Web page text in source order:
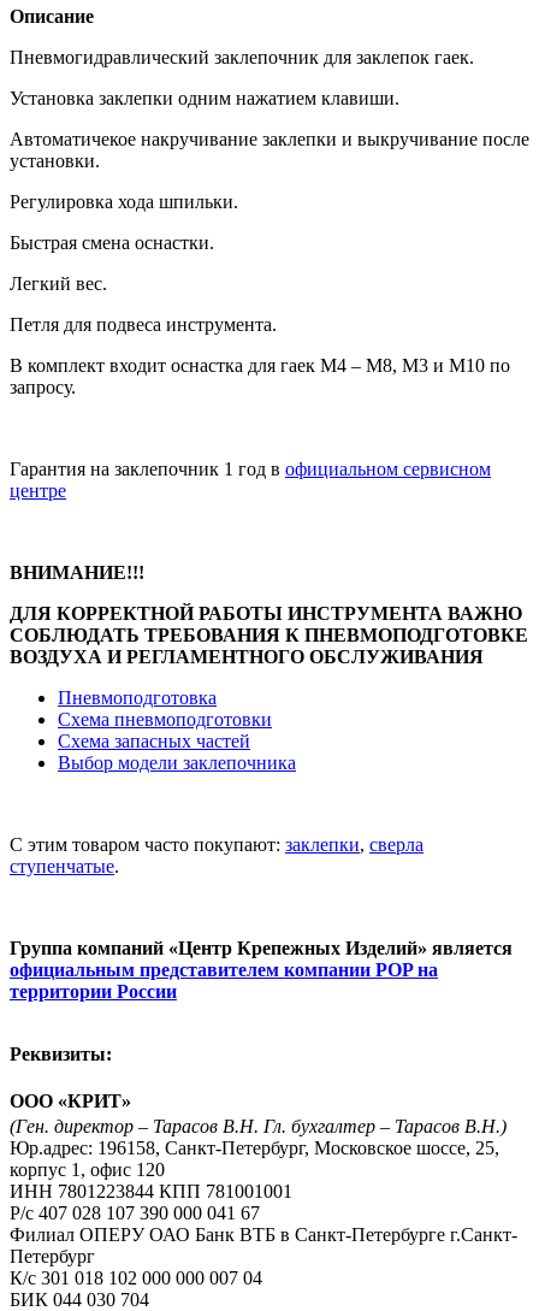
Описание
Пневмогидравлический заклепочник для заклепок гаек.
Установка заклепки одним нажатием клавиши.
Автоматичекое накручивание заклепки и выкручивание после
установки.
Регулировка хода шпильки.
Быстрая смена оснастки.
Легкий вес.
Петля для подвеса инструмента.
В комплект входит оснастка для гаек M4 – M8, М3 и M10 по
запросу.
Гарантия на заклепочник 1 год в официальном сервисном
центре
ВНИМАНИЕ!!!
ДЛЯ КОРРЕКТНОЙ РАБОТЫ ИНСТРУМЕНТА ВАЖНО
СОБЛЮДАТЬ ТРЕБОВАНИЯ К ПНЕВМОПОДГОТОВКЕ
ВОЗДУХА И РЕГЛАМЕНТНОГО ОБСЛУЖИВАНИЯ
Пневмоподготовка
Схема пневмоподготовки
Схема запасных частей
Выбор модели заклепочника
С этим товаром часто покупают: заклепки, сверла
ступенчатые.
Группа компаний «Центр Крепежных Изделий» является
официальным представителем компании POP на
территории России
Реквизиты:
ООО «КРИТ»
(Ген. директор – Тарасов В.Н. Гл. бухгалтер – Тарасов В.Н.)
Юр.адрес: 196158, Санкт-Петербург, Московское шоссе, 25,
корпус 1, офис 120
ИНН 7801223844 КПП 781001001
Р/с 407 028 107 390 000 041 67
Филиал ОПЕРУ ОАО Банк ВТБ в Санкт-Петербурге г.Санкт-
Петербург
К/с 301 018 102 000 000 007 04
БИК 044 030 704